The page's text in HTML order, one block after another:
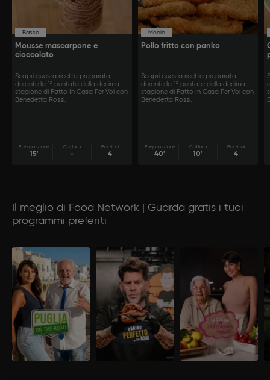
Bassa
Mousse mascarpone e
cioccolato
Scopri questa ricetta preparata
durante la 1ª puntata della decima
stagione di Fatto In Casa Per Voi con
Benedetta Rossi.
Preparazione
15'
Cottura
-
Porzioni
4
Media
Pollo fritto con panko
Scopri questa ricetta preparata
durante la 1ª puntata della decima
stagione di Fatto In Casa Per Voi con
Benedetta Rossi.
Preparazione
40'
Cottura
10'
Porzioni
4
Il meglio di Food Network | Guarda gratis i tuoi
programmi preferiti